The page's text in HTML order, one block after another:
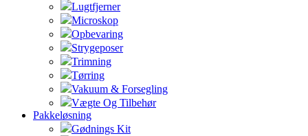
Lugtfjerner
Microskop
Opbevaring
Strygeposer
Trimning
Tørring
Vakuum & Forsegling
Vægte Og Tilbehør
Pakkeløsning
Gødnings Kit